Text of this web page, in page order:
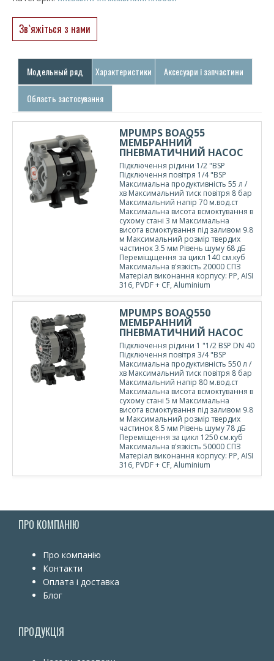
Зв`яжіться з нами
Модельный ряд Характеристики Аксесуари і запчастини
Область застосування
MPUMPS BOAQ55
МЕМБРАННИЙ
ПНЕВМАТИЧНИЙ НАСОС
Підключення рідини 1/2 "BSP
Підключення повітря 1/4 "BSP
Максимальна продуктивність 55 л /
хв Максимальний тиск повітря 8 бар
Максимальний напір 70 м.вод.ст
Максимальна висота всмоктування в
сухому стані 3 м Максимальна
висота всмоктування під заливом 9.8
м Максимальний розмір твердих
частинок 3.5 мм Рівень шуму 68 дБ
Переміщщення за цикл 140 см.куб
Максимальна в'язкість 20000 СПЗ
Матеріал виконання корпусу: PP, AISI
316, PVDF + CF, Aluminium
MPUMPS BOAQ550
МЕМБРАННИЙ
ПНЕВМАТИЧНИЙ НАСОС
Підключення рідини 1 "1/2 BSP DN 40
Підключення повітря 3/4 "BSP
Максимальна продуктивність 550 л /
хв Максимальний тиск повітря 8 бар
Максимальний напір 80 м.вод.ст
Максимальна висота всмоктування в
сухому стані 5 м Максимальна
висота всмоктування під заливом 9.8
м Максимальний розмір твердих
частинок 8.5 мм Рівень шуму 78 дБ
Переміщення за цикл 1250 см.куб
Максимальна в'язкість 50000 СПЗ
Матеріал виконання корпусу: PP, AISI
316, PVDF + CF, Aluminium
ПРО КОМПАНІЮ
Про компанію
Контакти
Оплата і доставка
Блог
ПРОДУКЦІЯ